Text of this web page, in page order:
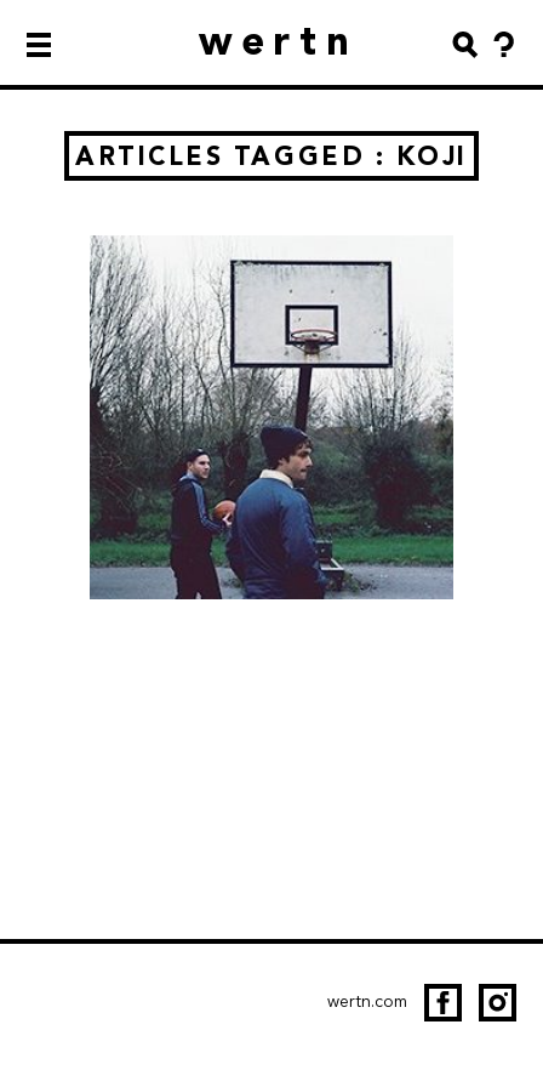
wertn
ARTICLES TAGGED : KOJI
wertn.com